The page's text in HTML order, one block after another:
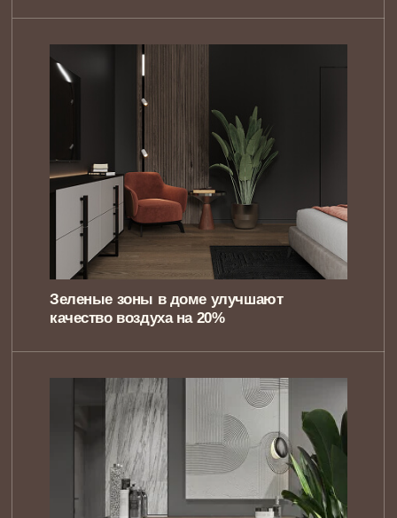
80% людей чувствуют
и достигают жизненных
целей быстрее, если
живут в интерьерах,
которые отражают
их индивидуальность
и спроектированы
исходя из их целей,
истории и образа жизни
действительно
услышать вас, увидеть
вас, почувствовать вас
10 лет, 300 проектов, 300
счастливых семей
Главная фишка
NewForm